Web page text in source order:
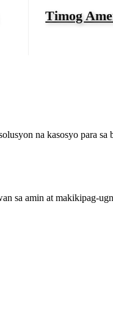
Timog
na kasosyo para sa
sa amin at makikipag-